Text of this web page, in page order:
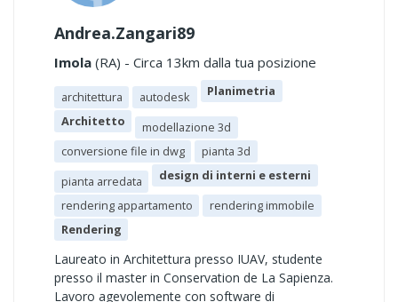
Andrea.Zangari89
Imola (RA) - Circa 13km dalla tua posizione
architettura autodesk
Planimetria
Architetto
modellazione 3d
conversione file in dwg
pianta 3d
pianta arredata
design di interni e esterni
rendering appartamento
rendering immobile
Rendering
Laureato in Architettura presso IUAV, studente
presso il master in Conservation de La Sapienza.
Lavoro agevolemente con software di